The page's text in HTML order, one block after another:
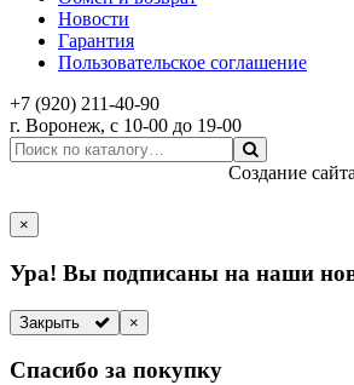
Новости
Гарантия
Пользовательское соглашение
+7 (920) 211-40-90
г. Воронеж, с 10-00 до 19-00
Создание
×
Ура! Вы подписаны на наши
Закрыть ×
Спасибо за покупку